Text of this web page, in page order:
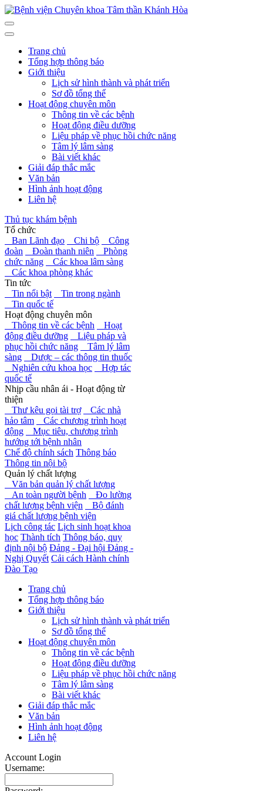
Trang chủ
Tổng hợp thông báo
Giới thiệu
Lịch sử hình thành và phát triển
Sơ đồ tổng thể
Hoạt động chuyên môn
Thông tin về các bệnh
Hoạt động điều dưỡng
Liệu pháp về phục hồi chức năng
Tâm lý lâm sàng
Bài viết khác
Giải đáp thắc mắc
Văn bản
Hình ảnh hoạt động
Liên hệ
Thủ tục khám bệnh
Tổ chức
Ban Lãnh đạo
Chi bộ
Công
đoàn
Đoàn thanh niên
Phòng
chức năng
Các khoa lâm sàng
Các khoa phòng khác
Tin tức
Tin nổi bật
Tin trong ngành
Tin quốc tế
Hoạt động chuyên môn
Thông tin về các bệnh
Hoạt
động điều dưỡng
Liệu pháp và
phục hồi chức năng
Tâm lý lâm
sàng
Dược – các thông tin thuốc
Nghiên cứu khoa học
Hợp tác
quốc tế
Nhịp cầu nhân ái - Hoạt động từ
thiện
Thư kêu gọi tài trợ
Các nhà
hảo tâm
Các chương trình hoạt
động
Mục tiêu, chương trình
hướng tới bệnh nhân
Chế độ chính sách Thông báo
Thông tin nội bộ
Quản lý chất lượng
Văn bản quản lý chất lượng
An toàn người bệnh
Đo lường
chất lượng bệnh viện
Bộ đánh
giá chất lượng bệnh viện
Lịch công tác Lịch sinh hoạt khoa
học Thành tích Thông báo, quy
định nội bộ Đảng - Đại hội Đảng -
Nghị Quyết Cải cách Hành chính
Đào Tạo
Trang chủ
Tổng hợp thông báo
Giới thiệu
Lịch sử hình thành và phát triển
Sơ đồ tổng thể
Hoạt động chuyên môn
Thông tin về các bệnh
Hoạt động điều dưỡng
Liệu pháp về phục hồi chức năng
Tâm lý lâm sàng
Bài viết khác
Giải đáp thắc mắc
Văn bản
Hình ảnh hoạt động
Liên hệ
Account Login
Username: